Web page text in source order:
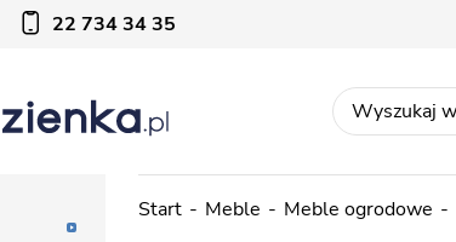
22 734 34 35
Start Meble Meble ogrodowe